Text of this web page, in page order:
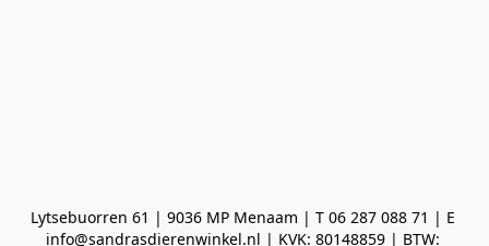
Lytsebuorren 61 | 9036 MP Menaam | T 06 287 088 71 | E
info@sandrasdierenwinkel.nl | KVK: 80148859 | BTW: